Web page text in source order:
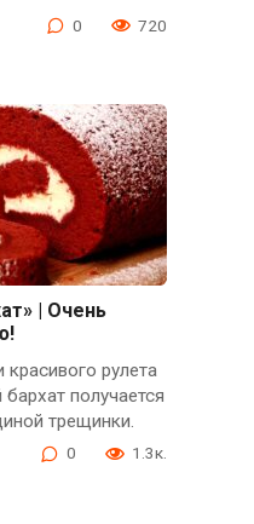
0 720
| Очень
рулета
получается
трещинки.
0 1.3к.